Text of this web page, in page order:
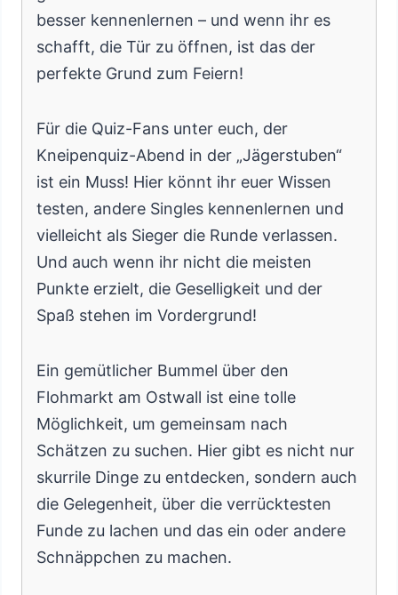
besser kennenlernen – und wenn ihr es
schafft, die Tür zu öffnen, ist das der
perfekte Grund zum Feiern!
Für die Quiz-Fans unter euch, der
Kneipenquiz-Abend in der „Jägerstuben“
ist ein Muss! Hier könnt ihr euer Wissen
testen, andere Singles kennenlernen und
vielleicht als Sieger die Runde verlassen.
Und auch wenn ihr nicht die meisten
Punkte erzielt, die Geselligkeit und der
Spaß stehen im Vordergrund!
Ein gemütlicher Bummel über den
Flohmarkt am Ostwall ist eine tolle
Möglichkeit, um gemeinsam nach
Schätzen zu suchen. Hier gibt es nicht nur
skurrile Dinge zu entdecken, sondern auch
die Gelegenheit, über die verrücktesten
Funde zu lachen und das ein oder andere
Schnäppchen zu machen.